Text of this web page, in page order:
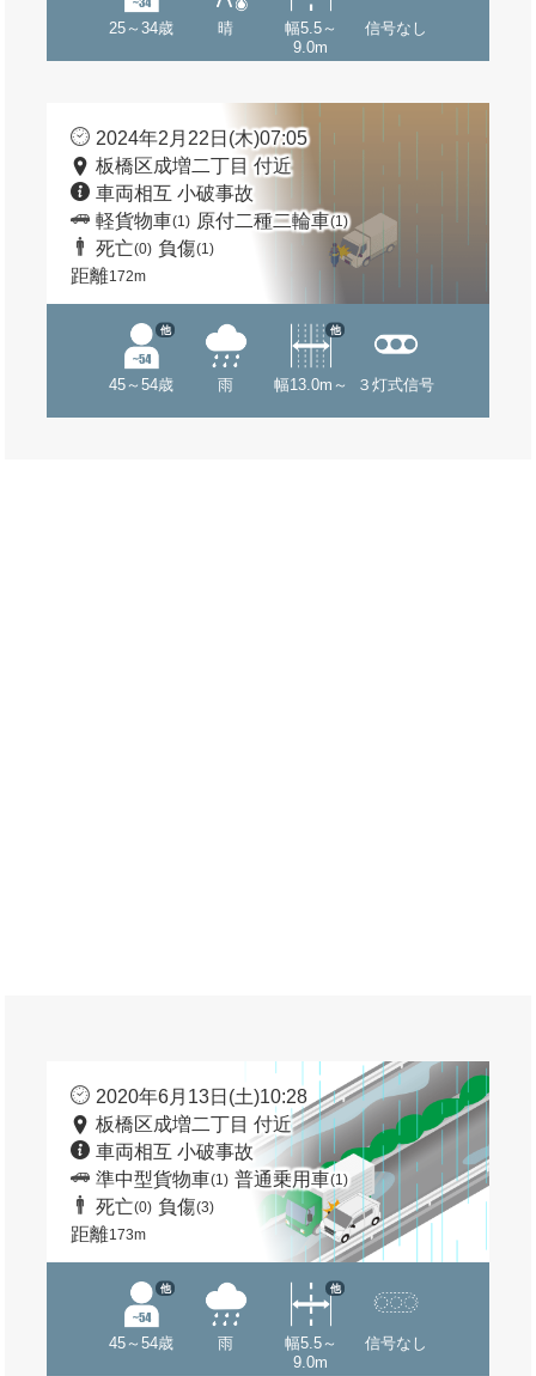
25～34歳 晴
幅5.5～
9.0m
信号なし
2024年2月22日(木)07:05
板橋区成増二丁目 付近
車両相互 小破事故
軽貨物車(1) 原付二種二輪車(1)
死亡(0) 負傷(1)
距離172m
45～54歳
他
雨 幅13.0m～
他
３灯式信号
2020年6月13日(土)10:28
板橋区成増二丁目 付近
車両相互 小破事故
準中型貨物車(1) 普通乗用車(1)
死亡(0) 負傷(3)
距離173m
45～54歳
他
雨
幅5.5～
9.0m
他
信号なし